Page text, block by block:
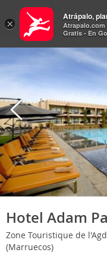
Hoteles
Hotel Adam
Zone Touristique de
(Marruecos)
×
Atrápalo,
Atrapalo.com
Gratis - En